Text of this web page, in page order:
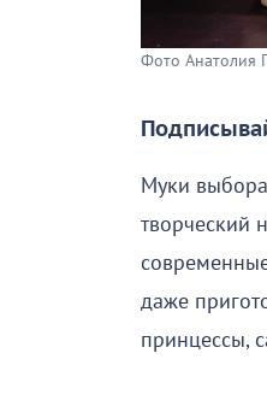
Фото Анатолия
Муки
творческий
даже
принцессы,